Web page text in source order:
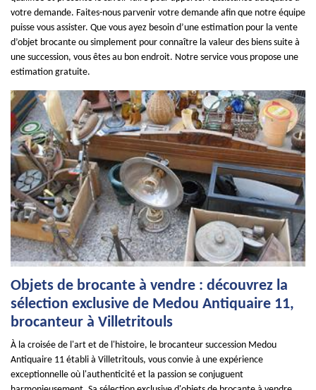
votre demande. Faites-nous parvenir votre demande afin que notre équipe
puisse vous assister. Que vous ayez besoin d’une estimation pour la vente
d’objet brocante ou simplement pour connaître la valeur des biens suite à
une succession, vous êtes au bon endroit. Notre service vous propose une
estimation gratuite.
Objets de brocante à vendre : découvrez la
sélection exclusive de Medou Antiquaire 11,
brocanteur à Villetritouls
À la croisée de l'art et de l'histoire, le brocanteur succession Medou
Antiquaire 11 établi à Villetritouls, vous convie à une expérience
exceptionnelle où l'authenticité et la passion se conjuguent